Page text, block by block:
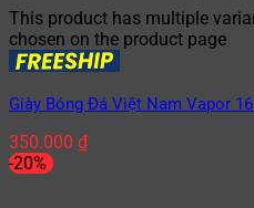
This product has multiple
chosen on the product page
Giày Bóng Đá Việt Nam Vapor
350.000 ₫
-20%